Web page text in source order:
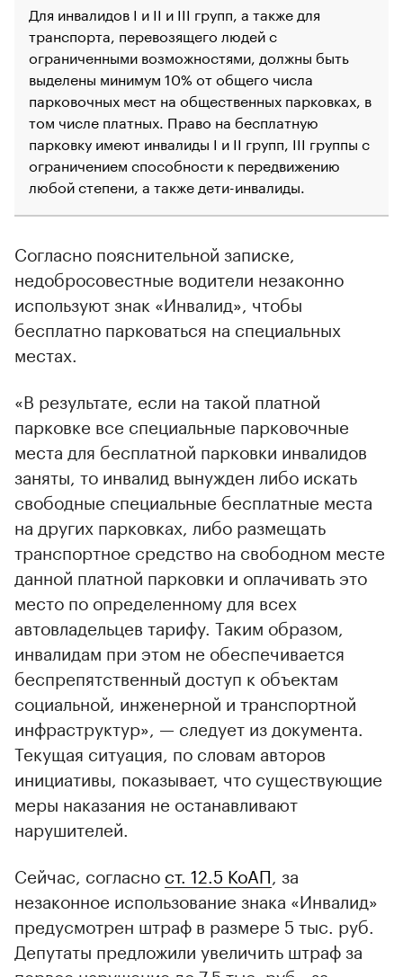
00:00 / 00:00
Для инвалидов I и II и III групп, а также для
транспорта, перевозящего людей с
ограниченными возможностями, должны быть
выделены минимум 10% от общего числа
парковочных мест на общественных парковках, в
том числе платных. Право на бесплатную
парковку имеют инвалиды I и II групп, III группы с
ограничением способности к передвижению
любой степени, а также дети-инвалиды.
Согласно пояснительной записке,
недобросовестные водители незаконно
используют знак «Инвалид», чтобы
бесплатно парковаться на специальных
местах.
«В результате, если на такой платной
парковке все специальные парковочные
места для бесплатной парковки инвалидов
заняты, то инвалид вынужден либо искать
свободные специальные бесплатные места
на других парковках, либо размещать
транспортное средство на свободном месте
данной платной парковки и оплачивать это
место по определенному для всех
автовладельцев тарифу. Таким образом,
инвалидам при этом не обеспечивается
беспрепятственный доступ к объектам
социальной, инженерной и транспортной
инфраструктур», — следует из документа.
Текущая ситуация, по словам авторов
инициативы, показывает, что существующие
меры наказания не останавливают
нарушителей.
Сейчас, согласно ст. 12.5 КоАП , за
незаконное использование знака «Инвалид»
предусмотрен штраф в размере 5 тыс. руб.
Депутаты предложили увеличить штраф за